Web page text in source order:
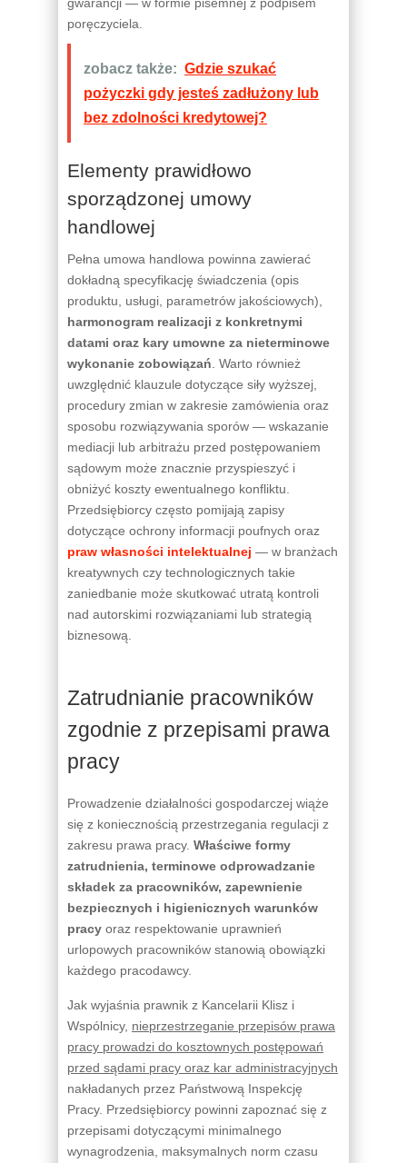
poręczyciela.
zobacz także: Gdzie szukać
pożyczki gdy jesteś zadłużony lub
bez zdolności kredytowej?
Elementy prawidłowo
sporządzonej umowy
handlowej
Pełna umowa handlowa powinna zawierać
dokładną specyfikację świadczenia (opis
produktu, usługi, parametrów jakościowych),
harmonogram realizacji z konkretnymi
datami oraz kary umowne za nieterminowe
wykonanie zobowiązań . Warto również
uwzględnić klauzule dotyczące siły wyższej,
procedury zmian w zakresie zamówienia oraz
sposobu rozwiązywania sporów — wskazanie
mediacji lub arbitrażu przed postępowaniem
sądowym może znacznie przyspieszyć i
obniżyć koszty ewentualnego konfliktu.
Przedsiębiorcy często pomijają zapisy
dotyczące ochrony informacji poufnych oraz
praw własności intelektualnej — w branżach
kreatywnych czy technologicznych takie
zaniedbanie może skutkować utratą kontroli
nad autorskimi rozwiązaniami lub strategią
biznesową.
Zatrudnianie pracowników
zgodnie z przepisami prawa
pracy
Prowadzenie działalności gospodarczej wiąże
się z koniecznością przestrzegania regulacji z
zakresu prawa pracy. Właściwe formy
zatrudnienia, terminowe odprowadzanie
składek za pracowników, zapewnienie
bezpiecznych i higienicznych warunków
pracy oraz respektowanie uprawnień
urlopowych pracowników stanowią obowiązki
każdego pracodawcy.
Jak wyjaśnia prawnik z Kancelarii Klisz i
Wspólnicy, nieprzestrzeganie przepisów prawa
pracy prowadzi do kosztownych postępowań
przed sądami pracy oraz kar administracyjnych
nakładanych przez Państwową Inspekcję
Pracy. Przedsiębiorcy powinni zapoznać się z
przepisami dotyczącymi minimalnego
wynagrodzenia, maksymalnych norm czasu